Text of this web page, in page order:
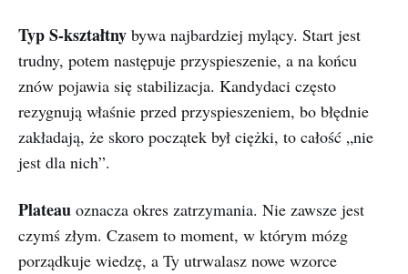
Typ S-kształtny bywa najbardziej mylący. Start jest
trudny, potem następuje przyspieszenie, a na końcu
znów pojawia się stabilizacja. Kandydaci często
rezygnują właśnie przed przyspieszeniem, bo błędnie
zakładają, że skoro początek był ciężki, to całość „nie
jest dla nich”.
Plateau oznacza okres zatrzymania. Nie zawsze jest
czymś złym. Czasem to moment, w którym mózg
porządkuje wiedzę, a Ty utrwalasz nowe wzorce